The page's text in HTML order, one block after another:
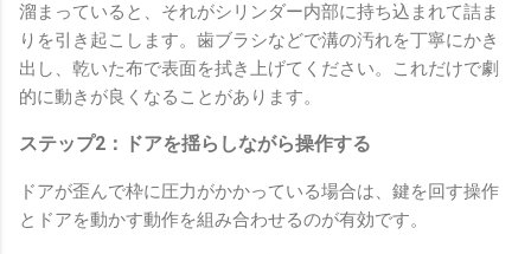
溜まっていると、それがシリンダー内部に持ち込まれて詰ま
りを引き起こします。歯ブラシなどで溝の汚れを丁寧にかき
出し、乾いた布で表面を拭き上げてください。これだけで劇
的に動きが良くなることがあります。
ステップ2：ドアを揺らしながら操作する
ドアが歪んで枠に圧力がかかっている場合は、鍵を回す操作
とドアを動かす動作を組み合わせるのが有効です。